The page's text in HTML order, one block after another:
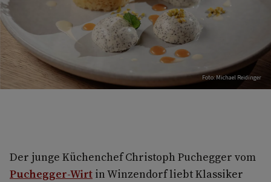
Foto: Michael Reidinger
Der junge Küchenchef Christoph Puchegger vom
Puchegger-Wirt in Winzendorf liebt Klassiker